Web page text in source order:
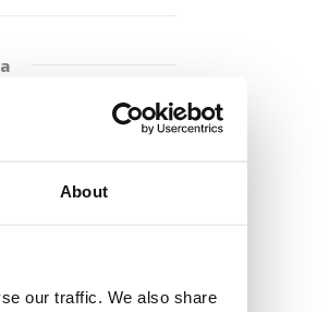
About
our traffic. We also share